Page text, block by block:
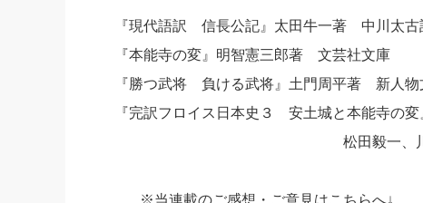
『現代語訳 信長公記』太田牛一著 中川太
『本能寺の変』明智憲三郎著 文芸社文庫
『勝つ武将 負ける武将』土門周平著 新人物
『完訳フロイス日本史３ 安土城と本能寺の
松田毅一、川崎桃太
※当連載のご感想・ご意見はこちらへ↓